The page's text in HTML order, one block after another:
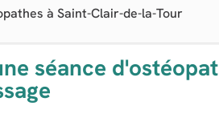
à Saint-Clair-de-la-Tour
séance